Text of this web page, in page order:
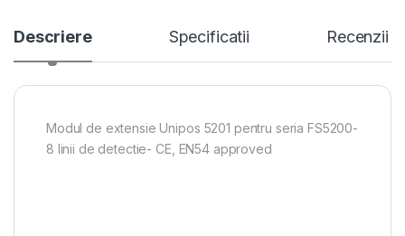
Descriere Specificatii Recenzii
Modul de extensie Unipos 5201 pentru seria FS5200-
8 linii de detectie- CE, EN54 approved